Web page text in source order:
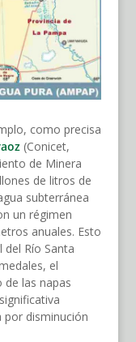
como precisa
(Conicet,
de Minera
de litros de
subterránea
un régimen
anuales. Esto
Río Santa
el
las napas
por disminución